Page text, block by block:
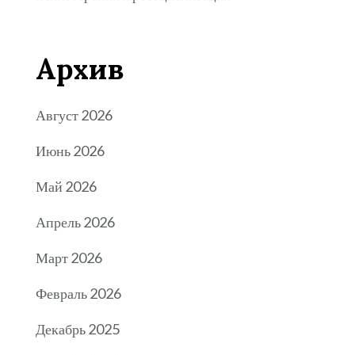
Архив
Август 2026
Июнь 2026
Май 2026
Апрель 2026
Март 2026
Февраль 2026
Декабрь 2025